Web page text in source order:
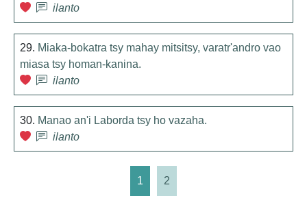
ilanto
29. Miaka-bokatra tsy mahay mitsitsy, varatr'andro vao
miasa tsy homan-kanina.
ilanto
30. Manao an'i Laborda tsy ho vazaha.
ilanto
1 2